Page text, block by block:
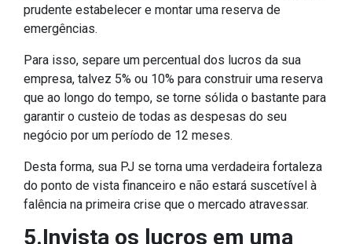
prudente estabelecer e montar uma reserva de
emergências.
Para isso, separe um percentual dos lucros da sua
empresa, talvez 5% ou 10% para construir uma reserva
que ao longo do tempo, se torne sólida o bastante para
garantir o custeio de todas as despesas do seu
negócio por um período de 12 meses.
Desta forma, sua PJ se torna uma verdadeira fortaleza
do ponto de vista financeiro e não estará suscetível à
falência na primeira crise que o mercado atravessar.
5.Invista os lucros em uma